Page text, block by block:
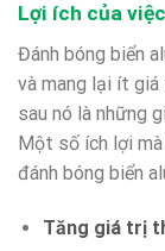
Lợi ích của
Đánh bóng biển
và mang lại ít
sau nó là những
Một số ích lợi
đánh bóng biển
Tăng giá trị